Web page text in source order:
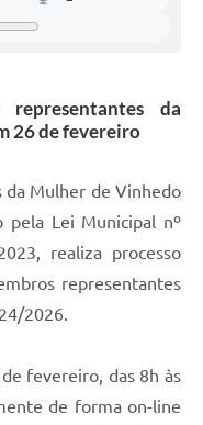
representantes da
26 de fevereiro
da Mulher de Vinhedo
pela Lei Municipal nº
realiza processo
representantes
2026.
fevereiro, das 8h às
de forma on-line